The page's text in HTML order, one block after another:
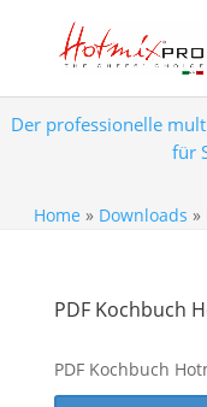
Der professionelle
für
Home » Downloads »
PDF Kochbuch
PDF Kochbuch